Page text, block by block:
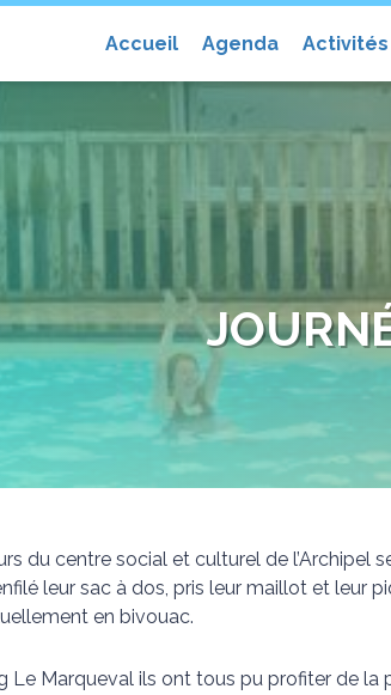
Accueil Agenda
l'Archipel
du centre social et culturel de l’Archipel
leur sac à dos, pris leur maillot et leur
en bivouac.
Le Marqueval ils ont tous pu profiter de